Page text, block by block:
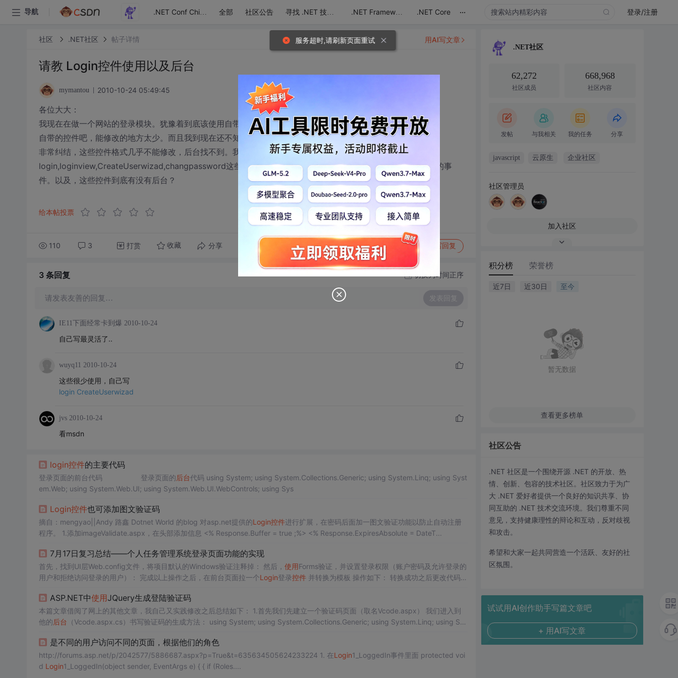
导航 .NET Conf China 全部 社区公告 寻找 .NET 技术达人 .NET Framework .NET Core ... 登录/注册
社区 .NET社区 帖子详情
请教 Login控件使用以及后台
mymantou 2010-10-24 05:49:45
各位大大：
我现在在做一个网站的登录模块。犹豫着到底该使用自带的Login控件还是自己写个。
自带的控件吧，能修改的地方太少。而且我到现在还不知道该怎么使用。。。。
非常纠结，这些控件格式几乎不能修改，后台找不到。我想请教，我该怎么使用
login,loginview,CreateUserwizad,changpassword这些控件？这些控件是否还需要自己写事件？比如登录按钮的事
件。以及，这些控件到底有没有后台？
给本帖投票
110 3 打赏 收藏 分享 转发到动态 举报 写回复
用AI写文章
3 条回复 切换为时间正序
请发表友善的回复… 发表回复
IE11下面经常卡到爆 2010-10-24
自己写最灵活了..
wuyq11 2010-10-24
这些很少使用，自己写
login CreateUserwizad
jvs 2010-10-24
看msdn
login控件的主要代码
登录页面的前台代码 登录页面的后台代码 using System; using System.Collections.Generic; using System.Linq; using Syst
em.Web; using System.Web.UI; using System.Web.UI.WebControls; using Sys
Login控件也可添加图文验证码
摘自：mengyao||Andy 路鑫 Dotnet World 的blog 对asp.net提供的Login控件进行扩展，在密码后面加一图文验证功能以防止自动注册
程序。 1.添加imageValidate.aspx，在头部添加信息 <% Response.Buffer = true ;%> <% Response.ExpiresAbsolute = DateT...
7月17日复习总结——个人任务管理系统登录页面功能的实现
首先，找到UI层Web.config文件，将项目默认的Windows验证注释掉： 然后， 使用Forms验证，并设置登录权限（账户密码及允许登录的
用户和拒绝访问登录的用户）： 完成以上操作之后，在前台页面拉一个Login登录控件并转换为模板 操作如下： 转换成功之后更改代码如
ASP.NET中使用JQuery生成登陆验证码
本篇文章借阅了网上的其他文章，我自己又实践修改之后总结如下： 1.首先我们先建立一个验证码页面（取名Vcode.aspx） 我们进入到
他的后台 （Vcode.aspx.cs）书写验证码的生成方法： using System; using System.Collections.Generic; using System.Linq; using Sys
是不同的用户访问不同的页面，根据他们的角色
http://forums.asp.net/p/2042577/5886687.aspx?p=True&t=635634505624233224 1. 在Login1_LoggedIn事件里面 protected voi
d Login 1_LoggedIn(object sender, EventArgs e) { { if (Roles....
.NET社区
62,272
社区成员
668,968
社区内容
发帖 与我相关 我的任务 分享
javascript 云原生 企业社区
社区管理员
加入社区
积分榜 荣誉榜
近7日 近30日 至今
暂无数据
查看更多榜单
社区公告
.NET 社区是一个围绕开源 .NET 的开放、热
情、创新、包容的技术社区。社区致力于为广
大 .NET 爱好者提供一个良好的知识共享、协
同互助的 .NET 技术交流环境。我们尊重不同
意见，支持健康理性的辩论和互动，反对歧视
和攻击。
希望和大家一起共同营造一个活跃、友好的社
区氛围。
试试用AI创作助手写篇文章吧
+ 用AI写文章
服务超时,请刷新页面重试